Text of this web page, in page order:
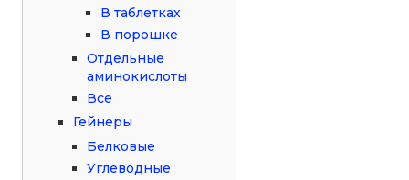
В таблетках
В порошке
Отдельные
аминокислоты
Все
Гейнеры
Белковые
Углеводные